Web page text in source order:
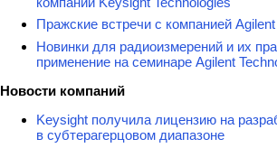
Пражские встречи с компанией
Новинки для радиоизмерений и их
применение на семинаре Agilent
Новости компаний
Keysight получила лицензию на
в субтерагерцовом диапазоне